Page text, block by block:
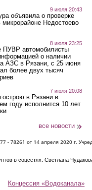
9 июля 20:43
объявила о проверке
микрорайоне Недостоево
8 июля 23:25
ПУВР автомобилисты
о наличии
АЗС в Рязани, с 25 июня
более двух тысяч
7 июля 20:08
в Рязани в
году исполнится 10 лет
все новости
- 78261 от 14 апреля 2020 г.
в соцсетях: Светлана
Концессия «Водоканала»